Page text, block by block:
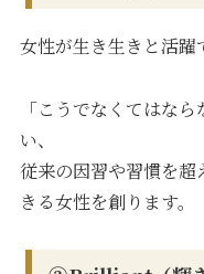
女性が生き生きと活躍
「こうでなくてはな
い、
従来の因習や習慣を
きる女性を創ります。